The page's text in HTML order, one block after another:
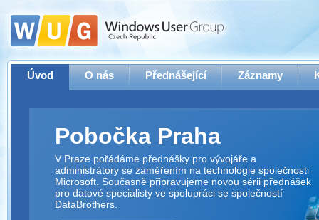
Úvod O nás Přednášející Záznamy
Pobočka Praha
V Praze pořádáme přednášky pro vývojáře a
administrátory se zaměřením na technologie společnosti
Microsoft. Současně připravujeme novou sérii přednášek
pro datové specialisty ve spolupráci se společností
DataBrothers.